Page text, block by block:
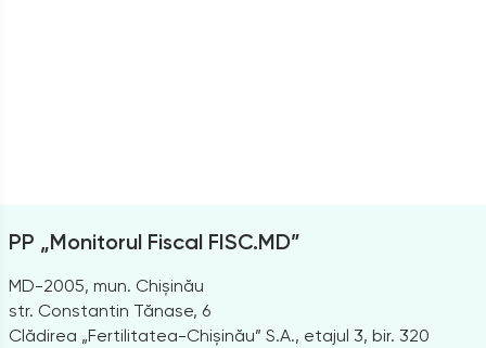
PP „Monitorul Fiscal FISC.MD”
MD-2005, mun. Chișinău
str. Constantin Tănase, 6
Clădirea „Fertilitatea-Chișinău” S.A., etajul 3, bir. 320